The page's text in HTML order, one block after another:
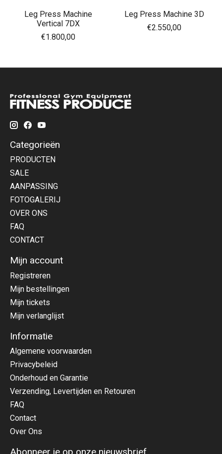
Leg Press Machine
Vertical 7DX
€1.800,00
Leg Press Machine 3D
€2.550,00
Categorieën
PRODUCTEN
SALE
AANPASSING
FOTOGALERIJ
OVER ONS
FAQ
CONTACT
Mijn account
Registreren
Mijn bestellingen
Mijn tickets
Mijn verlanglijst
Informatie
Algemene voorwaarden
Privacybeleid
Onderhoud en Garantie
Verzending, Levertijden en Retouren
FAQ
Contact
Over Ons